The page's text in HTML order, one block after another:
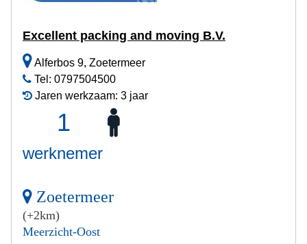
Excellent packing and moving B.V.
Alferbos 9, Zoetermeer
Tel: 0797504500
Jaren werkzaam: 3 jaar
1
werknemer
Zoetermeer
(+2km)
Meerzicht-Oost